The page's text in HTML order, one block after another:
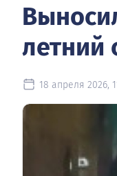
летний
18 апреля 2026,